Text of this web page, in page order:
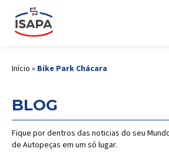
Início » Bike Park Chácara
BLOG
Fique por dentros das noticias do seu
de Autopeças em um só lugar.